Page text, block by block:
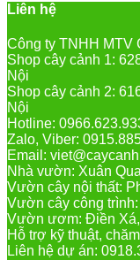
Liên hệ
Công ty TNHH MTV
Shop cây cảnh 1:
Nội
Shop cây cảnh 2:
Nội
Hotline:
Zalo, Viber:
Email:
Nhà vườn: Xuân
Vườn cây nội thất:
Vườn cây công
Vườn ươm: Điền
Hỗ trợ kỹ thuật,
Liên hệ dự án: